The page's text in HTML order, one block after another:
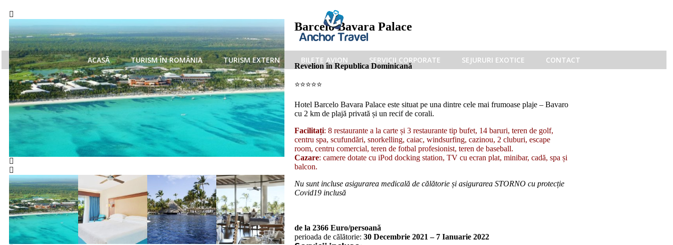
ACASĂ TURISM ÎN ROMÂNIA TURISM EXTERN BILETE AVION SERVICII CORPORATE SEJURURI EXOTICE CONTACT
Barcelo Bavara Palace
Revelion în Republica Dominicană
⭐️⭐️⭐️⭐️⭐️
Hotel Barcelo Bavara Palace este situat pe una dintre cele mai frumoase plaje – Bavaro
cu 2 km de plajă privată și un recif de corali.
Facilitați: 8 restaurante a la carte și 3 restaurante tip bufet, 14 baruri, teren de golf,
centru spa, scufundări, snorkelling, caiac, windsurfing, cazinou, 2 cluburi, escape
room, centru comercial, teren de fotbal profesionist, teren de baseball.
Cazare: camere dotate cu iPod docking station, TV cu ecran plat, minibar, cadă, spa și
balcon.
Nu sunt incluse asigurarea medicală de călătorie și asigurarea STORNO cu protecție
Covid19 inclusă
de la 2366 Euro/persoană
perioada de călătorie: 30 Decembrie 2021 – 7 Ianuarie 2022